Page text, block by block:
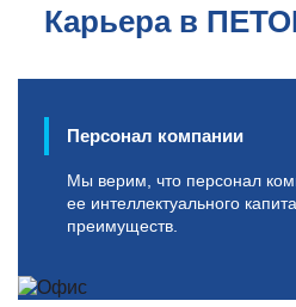
Карьера в
Персонал компании
Мы верим, что персонал
ее интеллектуального
преимуществ.